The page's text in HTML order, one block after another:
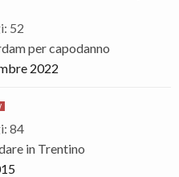
: 52
per capodanno
2022
: 84
in Trentino